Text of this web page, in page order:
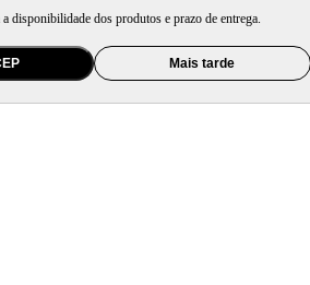
disponibilidade dos produtos e prazo de entrega.
Mais tarde
Educativo, Arte e Criatividade